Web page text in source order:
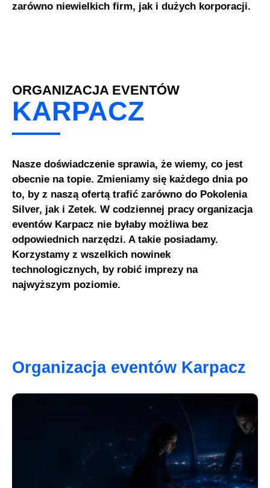
zarówno niewielkich firm, jak i dużych korporacji.
ORGANIZACJA EVENTÓW
KARPACZ
Nasze doświadczenie sprawia, że wiemy, co jest
obecnie na topie. Zmieniamy się każdego dnia po
to, by z naszą ofertą trafić zarówno do Pokolenia
Silver, jak i Zetek. W codziennej pracy organizacja
eventów Karpacz nie byłaby możliwa bez
odpowiednich narzędzi. A takie posiadamy.
Korzystamy z wszelkich nowinek
technologicznych, by robić imprezy na
najwyższym poziomie.
Organizacja eventów Karpacz